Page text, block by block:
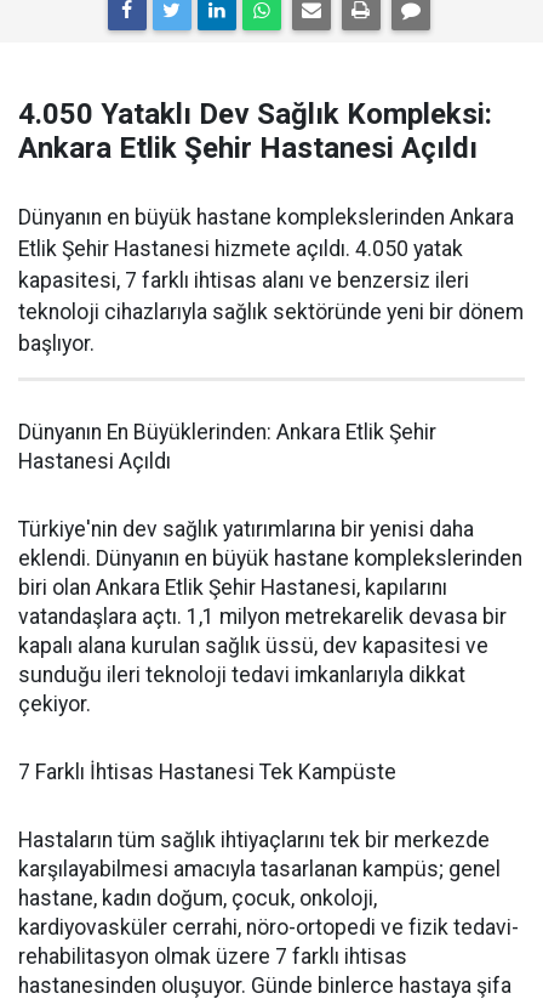
4.050 Yataklı Dev Sağlık Kompleksi:
Ankara Etlik Şehir Hastanesi Açıldı
Dünyanın en büyük hastane komplekslerinden Ankara
Etlik Şehir Hastanesi hizmete açıldı. 4.050 yatak
kapasitesi, 7 farklı ihtisas alanı ve benzersiz ileri
teknoloji cihazlarıyla sağlık sektöründe yeni bir dönem
başlıyor.
Dünyanın En Büyüklerinden: Ankara Etlik Şehir
Hastanesi Açıldı
Türkiye'nin dev sağlık yatırımlarına bir yenisi daha
eklendi. Dünyanın en büyük hastane komplekslerinden
biri olan Ankara Etlik Şehir Hastanesi, kapılarını
vatandaşlara açtı. 1,1 milyon metrekarelik devasa bir
kapalı alana kurulan sağlık üssü, dev kapasitesi ve
sunduğu ileri teknoloji tedavi imkanlarıyla dikkat
çekiyor.
7 Farklı İhtisas Hastanesi Tek Kampüste
Hastaların tüm sağlık ihtiyaçlarını tek bir merkezde
karşılayabilmesi amacıyla tasarlanan kampüs; genel
hastane, kadın doğum, çocuk, onkoloji,
kardiyovasküler cerrahi, nöro-ortopedi ve fizik tedavi-
rehabilitasyon olmak üzere 7 farklı ihtisas
hastanesinden oluşuyor. Günde binlerce hastaya şifa